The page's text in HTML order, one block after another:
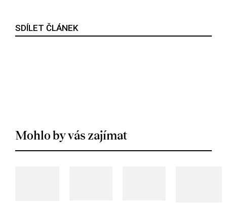
SDÍLET ČLÁNEK
Mohlo by vás zajímat